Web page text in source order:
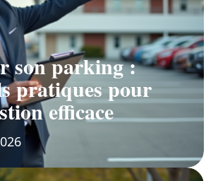
son parking :
pratiques pour
efficace